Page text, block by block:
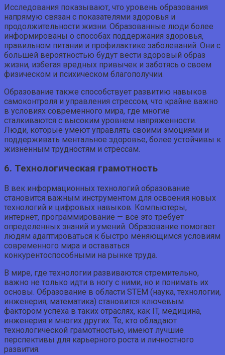
Исследования показывают, что уровень образования
напрямую связан с показателями здоровья и
продолжительности жизни. Образованные люди более
информированы о способах поддержания здоровья,
правильном питании и профилактике заболеваний. Они с
большей вероятностью будут вести здоровый образ
жизни, избегая вредных привычек и заботясь о своем
физическом и психическом благополучии.
Образование также способствует развитию навыков
самоконтроля и управления стрессом, что крайне важно
в условиях современного мира, где многие
сталкиваются с высоким уровнем напряженности.
Люди, которые умеют управлять своими эмоциями и
поддерживать ментальное здоровье, более устойчивы к
жизненным трудностям и стрессам.
6. Технологическая грамотность
В век информационных технологий образование
становится важным инструментом для освоения новых
технологий и цифровых навыков. Компьютеры,
интернет, программирование — все это требует
определенных знаний и умений. Образование помогает
людям адаптироваться к быстро меняющимся условиям
современного мира и оставаться
конкурентоспособными на рынке труда.
В мире, где технологии развиваются стремительно,
важно не только идти в ногу с ними, но и понимать их
основы. Образование в области STEM (наука, технологии,
инженерия, математика) становится ключевым
фактором успеха в таких отраслях, как IT, медицина,
инженерия и многих других. Те, кто обладают
технологической грамотностью, имеют лучшие
перспективы для карьерного роста и личностного
развития.